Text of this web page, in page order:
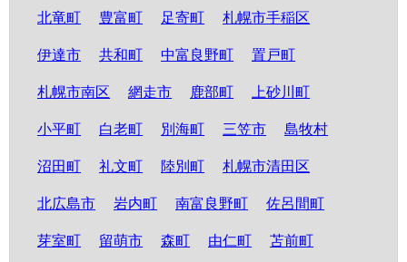
北竜町 豊富町 足寄町 札幌市手稲区
伊達市 共和町 中富良野町 置戸町
札幌市南区 網走市 鹿部町 上砂川町
小平町 白老町 別海町 三笠市 島牧村
沼田町 礼文町 陸別町 札幌市清田区
北広島市 岩内町 南富良野町 佐呂間町
芽室町 留萌市 森町 由仁町 苫前町